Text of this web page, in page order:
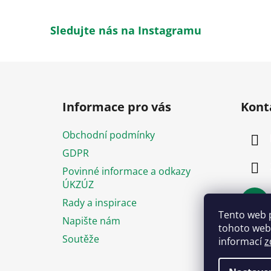
Tento web
tohoto
informací
Sledujte nás na Instagramu
Informace pro vás
Obchodní podmínky
GDPR
Povinné informace a odkazy
ÚKZÚZ
Rady a inspirace
Napište nám
Soutěže